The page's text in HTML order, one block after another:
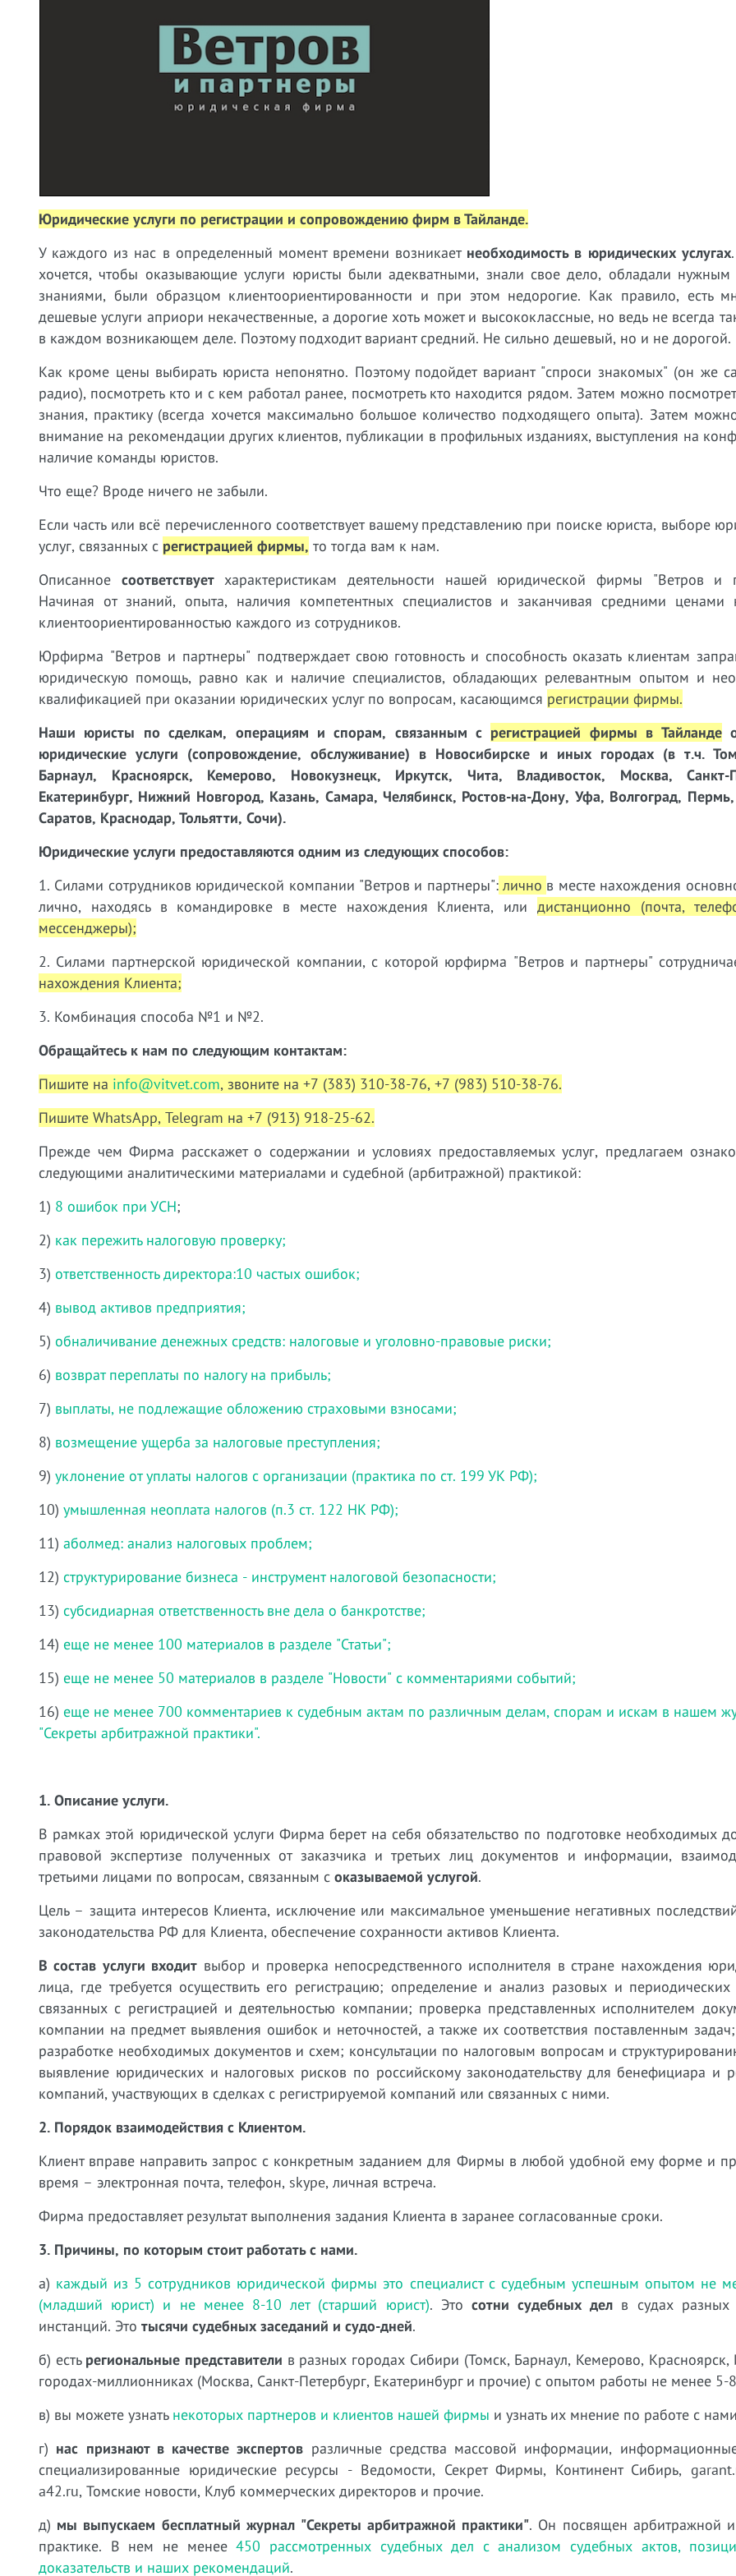
Юридические услуги по регистрации и сопровождению фирм в Тайланде.
У каждого из нас в определенный момент времени возникает необходимость в юридических услугах
хочется, чтобы оказывающие услуги юристы были адекватными, знали свое дело, обладали
знаниями, были образцом клиентоориентированности и при этом недорогие. Как правило, есть
дешевые услуги априори некачественные, а дорогие хоть может и высококлассные, но ведь не всегда
в каждом возникающем деле. Поэтому подходит вариант средний. Не сильно дешевый, но и не дорогой.
Как кроме цены выбирать юриста непонятно. Поэтому подойдет вариант "спроси знакомых" (он же
радио), посмотреть кто и с кем работал ранее, посмотреть кто находится рядом. Затем можно
знания, практику (всегда хочется максимально большое количество подходящего опыта). Затем
внимание на рекомендации других клиентов, публикации в профильных изданиях, выступления на
наличие команды юристов.
Что еще? Вроде ничего не забыли.
Если часть или всё перечисленного соответствует вашему представлению при поиске юриста, выборе
услуг, связанных с регистрацией фирмы, то тогда вам к нам.
Описанное соответствуетхарактеристикам деятельности нашей юридической фирмы "Ветров и
Начиная от знаний, опыта, наличия компетентных специалистов и заканчивая средними ценами
клиентоориентированностью каждого из сотрудников.
Юрфирма "Ветров и партнеры" подтверждает свою готовность и способность оказать клиентам
юридическую помощь, равно как и наличие специалистов, обладающих релевантным опытом и
квалификацией при оказании юридических услуг по вопросам, касающимся регистрации фирмы.
Наши юристы по сделкам, операциям и спорам, связанным с регистрацией фирмы в Тайланде
юридические услуги (сопровождение, обслуживание) в Новосибирске и иных городах (в т.ч.
Барнаул, Красноярск, Кемерово, Новокузнецк, Иркутск, Чита, Владивосток, Москва, Санкт-
Екатеринбург, Нижний Новгород, Казань, Самара, Челябинск, Ростов-на-Дону, Уфа, Волгоград,
Саратов, Краснодар, Тольятти, Сочи).
Юридические услуги предоставляются одним из следующих способов:
1. Силами сотрудников юридической компании "Ветров и партнеры":лично в месте нахождения
лично, находясь в командировке в месте нахождения Клиента, или дистанционно (почта,
мессенджеры);
2. Силами партнерской юридической компании, с которой юрфирма "Ветров и партнеры"
нахождения Клиента;
3. Комбинация способа №1 и №2.
Обращайтесь к нам по следующим контактам:
Пишите на info@vitvet.com, звоните на +7 (383) 310-38-76, +7 (983) 510-38-76.
Пишите WhatsApp, Telegram на +7 (913) 918-25-62.
Прежде чем Фирма расскажет о содержании и условиях предоставляемых услуг, предлагаем
следующими аналитическими материалами и судебной (арбитражной) практикой:
1) 8 ошибок при УСН;
2) как пережить налоговую проверку;
3) ответственность директора:10 частых ошибок;
4) вывод активов предприятия;
5) обналичивание денежных средств: налоговые и уголовно-правовые риски;
6) возврат переплаты по налогу на прибыль;
7) выплаты, не подлежащие обложению страховыми взносами;
8) возмещение ущерба за налоговые преступления;
9) уклонение от уплаты налогов с организации (практика по ст. 199 УК РФ);
10) умышленная неоплата налогов (п.3 ст. 122 НК РФ);
11) аболмед: анализ налоговых проблем;
12) структурирование бизнеса - инструмент налоговой безопасности;
13) субсидиарная ответственность вне дела о банкротстве;
14) еще не менее 100 материалов в разделе "Статьи";
15) еще не менее 50 материалов в разделе "Новости" с комментариями событий;
16) еще не менее 700 комментариев к судебным актам по различным делам, спорам и искам в нашем
"Секреты арбитражной практики".
1. Описание услуги.
В рамках этой юридической услуги Фирма берет на себя обязательство по подготовке необходимых
правовой экспертизе полученных от заказчика и третьих лиц документов и информации,
третьими лицами по вопросам, связанным с оказываемой услугой.
Цель – защита интересов Клиента, исключение или максимальное уменьшение негативных
законодательства РФ для Клиента, обеспечение сохранности активов Клиента.
В состав услуги входит выбор и проверка непосредственного исполнителя в стране нахождения
лица, где требуется осуществить его регистрацию; определение и анализ разовых и периодических
связанных с регистрацией и деятельностью компании; проверка представленных исполнителем
компании на предмет выявления ошибок и неточностей, а также их соответствия поставленным задач;
разработке необходимых документов и схем; консультации по налоговым вопросам и
выявление юридических и налоговых рисков по российскому законодательству для бенефициара и
компаний, участвующих в сделках с регистрируемой компаний или связанных с ними.
2. Порядок взаимодействия с Клиентом.
Клиент вправе направить запрос с конкретным заданием для Фирмы в любой удобной ему форме и
время – электронная почта, телефон, skype, личная встреча.
Фирма предоставляет результат выполнения задания Клиента в заранее согласованные сроки.
3. Причины, по которым стоит работать с нами.
а) каждый из 5 сотрудников юридической фирмы это специалист с судебным успешным опытом не
(младший юрист) и не менее 8-10 лет (старший юрист). Это сотни судебных дел в судах разных
инстанций. Это тысячи судебных заседаний и судо-дней.
б) есть региональные представители в разных городах Сибири (Томск, Барнаул, Кемерово, Красноярск,
городах-миллионниках (Москва, Санкт-Петербург, Екатеринбург и прочие) с опытом работы не менее 5-
в) вы можете узнать некоторых партнеров и клиентов нашей фирмы и узнать их мнение по работе с
г) нас признают в качестве экспертов различные средства массовой информации,
специализированные юридические ресурсы - Ведомости, Секрет Фирмы, Континент Сибирь,
a42.ru, Томские новости, Клуб коммерческих директоров и прочие.
д) мы выпускаем бесплатный журнал "Секреты арбитражной практики". Он посвящен арбитражной
практике. В нем не менее450 рассмотренных судебных дел с анализом судебных актов,
доказательств и наших рекомендаций.